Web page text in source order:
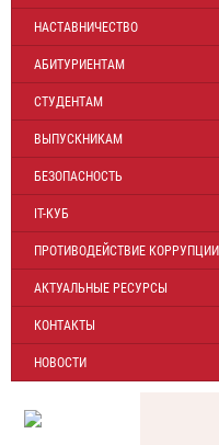
НАСТАВНИЧЕСТВО
АБИТУРИЕНТАМ
СТУДЕНТАМ
ВЫПУСКНИКАМ
БЕЗОПАСНОСТЬ
IT-КУБ
ПРОТИВОДЕЙСТВИЕ КОРРУПЦИИ
АКТУАЛЬНЫЕ РЕСУРСЫ
КОНТАКТЫ
НОВОСТИ